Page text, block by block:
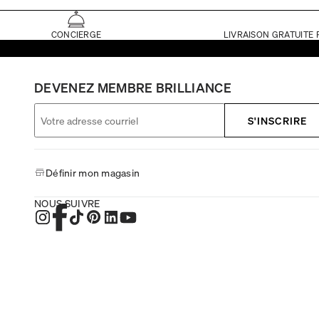
CONCIERGE LIVRAISON GRATUITE
DEVENEZ MEMBRE BRILLIANCE
S'INSCRIRE
Définir mon magasin
NOUS SUIVRE